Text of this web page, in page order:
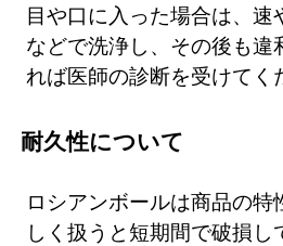
目や口に入った場合は、速
などで洗浄し、その後も違
れば医師の診断を受けてく
耐久性について
ロシアンボールは商品の特
しく扱うと短期間で破損